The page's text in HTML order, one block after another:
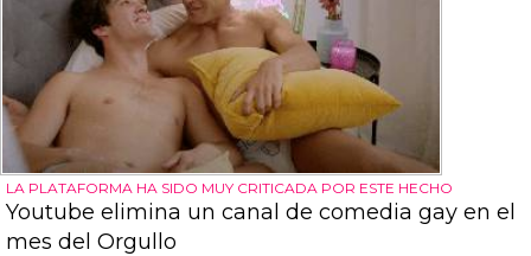
LA PLATAFORMA HA SIDO MUY CRITICADA POR ESTE HECHO
Youtube elimina un canal de comedia gay en el
mes del Orgullo